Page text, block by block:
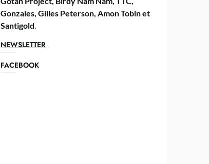
Gonzales, Gilles Peterson, Amon Tobin et
Santigold.
NEWSLETTER
FACEBOOK